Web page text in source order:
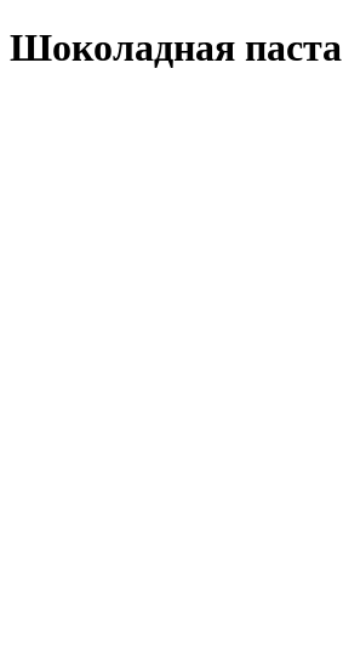
Шоколадная паста